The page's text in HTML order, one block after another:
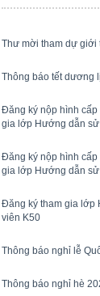
Thư mời tham dự giới
Thông báo tết dương
Đăng ký nộp hình cấp
gia lớp Hướng dẫn
Đăng ký nộp hình cấp
gia lớp Hướng dẫn
Đăng ký tham gia lớp
viên K50
Thông báo nghỉ lễ
Thông báo nghỉ hè